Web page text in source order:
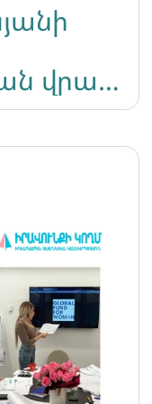
վրա